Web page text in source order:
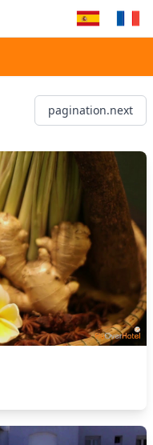
pagination.next